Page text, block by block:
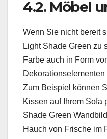
4.2. Möbel
Wenn Sie nicht bereit
Light Shade Green zu
Farbe auch in Form
Zum Beispiel können
Kissen auf Ihrem Sofa
Shade Green
Hauch von Frische im